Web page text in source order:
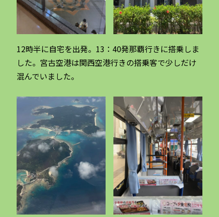
12時半に自宅を出発。13：40発那覇行きに搭乗しま
した。宮古空港は関西空港行きの搭乗客で少しだけ
混んでいました。